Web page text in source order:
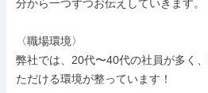
分から一つずつお伝えしていきます。
〈職場環境〉
弊社では、20代〜40代の社員が多く
ただける環境が整っています！